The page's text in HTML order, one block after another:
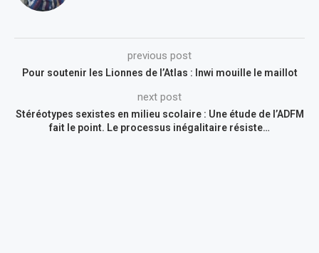
previous post
Pour soutenir les Lionnes de l’Atlas : Inwi mouille le maillot
next post
Stéréotypes sexistes en milieu scolaire : Une étude de l’ADFM
fait le point. Le processus inégalitaire résiste…